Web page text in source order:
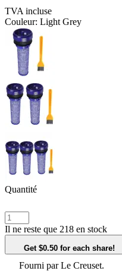
TVA incluse
Couleur: Light Grey
Quantité
Il ne reste que 218 en stock
Get $0.50 for each share!
Fourni par Le Creuset.